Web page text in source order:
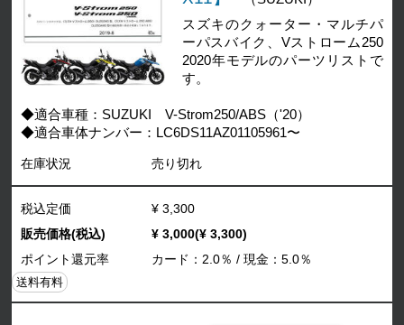
スズキのクォーター・マルチパ
ーパスバイク、Vストローム250
2020年モデルのパーツリストで
す。
◆適合車種：SUZUKI V-Strom250/ABS（'20）
◆適合車体ナンバー：LC6DS11AZ01105961〜
在庫状況 売り切れ
税込定価
¥ 3,300
販売価格(税込)
¥ 3,000(¥ 3,300)
ポイント還元率
カード：2.0％ / 現金：5.0％
送料有料